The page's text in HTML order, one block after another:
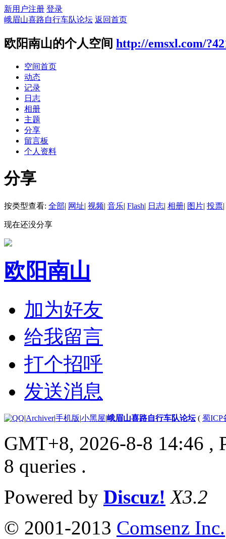
新用户注册 登录
峨眉山喜路自行车队论坛 返回首页
欧阳南山的个人空间 http://emsxl.com/
空间首页
动态
记录
日志
相册
主题
分享
留言板
个人资料
分享
按类型查看: 全部| 网址| 视频| 音乐| Flash| 日志| 相册| 图片| 投票|
现在还没分享
欧阳南山
加为好友
给我留言
打个招呼
发送消息
|Archiver|手机版|小黑屋|峨眉山喜路自行车队论坛( 蜀ICP
GMT+8, 2026-8-8 14:46 ,
8 queries .
Powered by Discuz! X3.2
© 2001-2013 Comsenz Inc.